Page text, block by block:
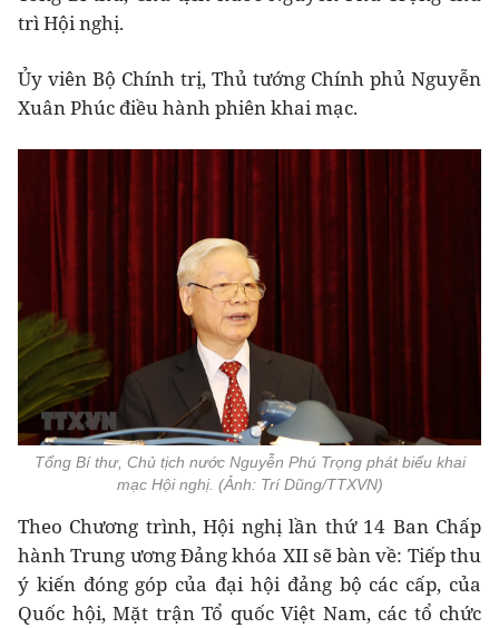
trì Hội nghị.
Ủy viên Bộ Chính trị, Thủ tướng Chính phủ Nguyễn
Xuân Phúc điều hành phiên khai mạc.
Tổng Bí thư, Chủ tịch nước Nguyễn Phú Trọng phát biểu khai
mạc Hội nghị. (Ảnh: Trí Dũng/TTXVN)
Theo Chương trình, Hội nghị lần thứ 14 Ban Chấp
hành Trung ương Đảng khóa XII sẽ bàn về: Tiếp thu
ý kiến đóng góp của đại hội đảng bộ các cấp, của
Quốc hội, Mặt trận Tổ quốc Việt Nam, các tổ chức